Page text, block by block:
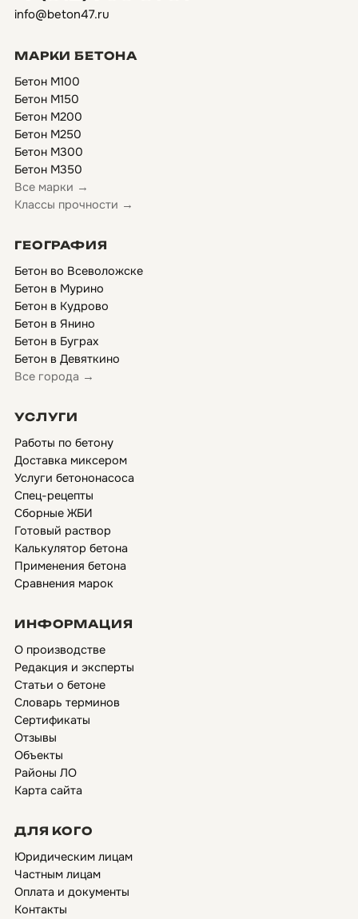
info@beton47.ru
МАРКИ БЕТОНА
Бетон М100
Бетон М150
Бетон М200
Бетон М250
Бетон М300
Бетон М350
Все марки →
Классы прочности →
ГЕОГРАФИЯ
Бетон во Всеволожске
Бетон в Мурино
Бетон в Кудрово
Бетон в Янино
Бетон в Буграх
Бетон в Девяткино
Все города →
УСЛУГИ
Работы по бетону
Доставка миксером
Услуги бетононасоса
Спец-рецепты
Сборные ЖБИ
Готовый раствор
Калькулятор бетона
Применения бетона
Сравнения марок
ИНФОРМАЦИЯ
О производстве
Редакция и эксперты
Статьи о бетоне
Словарь терминов
Сертификаты
Отзывы
Объекты
Районы ЛО
Карта сайта
ДЛЯ КОГО
Юридическим лицам
Частным лицам
Оплата и документы
Контакты